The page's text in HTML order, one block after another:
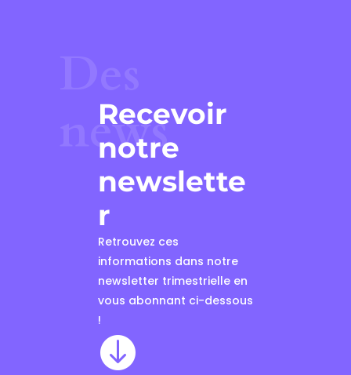
news
Recevoir
notre
newslette
r
Retrouvez ces
informations dans notre
newsletter trimestrielle en
vous abonnant ci-dessous
!
